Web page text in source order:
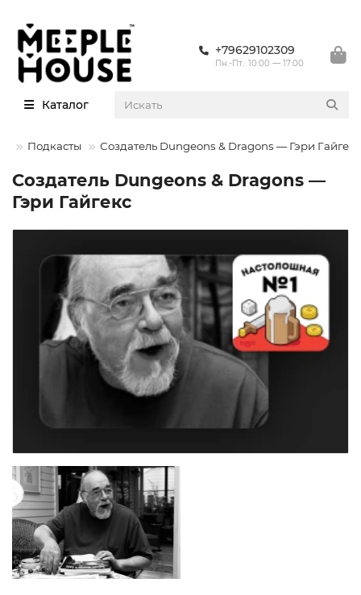
+79629102309
Пн.-Пт.: 10:00 — 17:00
Каталог
Подкасты Создатель Dungeons & Dragons — Гэри Гайгекс
Создатель Dungeons & Dragons —
Гэри Гайгекс